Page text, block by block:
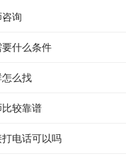
咨询
什么条件
怎么找
比较靠谱
电话可以吗